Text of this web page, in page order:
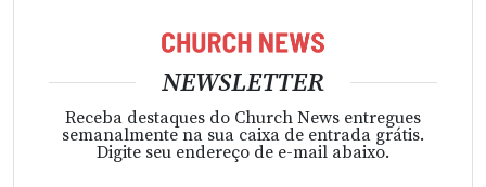
NEWSLETTER
Receba destaques do Church News entregues
semanalmente na sua caixa de entrada grátis.
Digite seu endereço de e-mail abaixo.